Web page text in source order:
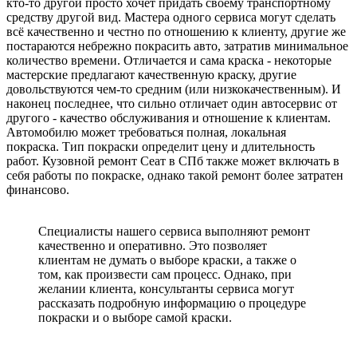
кто-то другой просто хочет придать своему транспортному
средству другой вид. Мастера одного сервиса могут сделать
всё качественно и честно по отношению к клиенту, другие же
постараются небрежно покрасить авто, затратив минимальное
количество времени. Отличается и сама краска - некоторые
мастерские предлагают качественную краску, другие
довольствуются чем-то средним (или низкокачественным). И
наконец последнее, что сильно отличает один автосервис от
другого - качество обслуживания и отношение к клиентам.
Автомобилю может требоваться полная, локальная
покраска. Тип покраски определит цену и длительность
работ. Кузовной ремонт Сеат в СПб также может включать в
себя работы по покраске, однако такой ремонт более затратен
финансово.
Специалисты нашего сервиса выполняют ремонт
качественно и оперативно. Это позволяет
клиентам не думать о выборе краски, а также о
том, как произвести сам процесс. Однако, при
желании клиента, консультанты сервиса могут
рассказать подробную информацию о процедуре
покраски и о выборе самой краски.